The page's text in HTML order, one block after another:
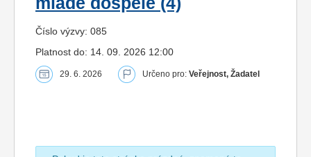
Číslo výzvy: 085
Platnost do: 14. 09. 2026 12:00
29. 6. 2026 Určeno pro: Veřejnost, Žadatel